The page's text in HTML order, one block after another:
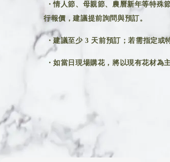
・情人節、母親節、農曆新年等特殊
行報價，建議提前詢問與預訂。
・建議至少 3 天前預訂；若需指定或
・如當日現場購花，將以現有花材為